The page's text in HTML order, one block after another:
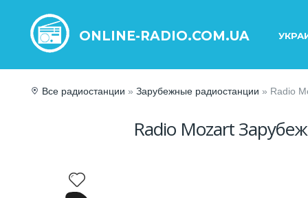
ONLINE-RADIO.COM.UA
Все радиостанции » Зарубежные радиостанции » Radio
Radio Mozart